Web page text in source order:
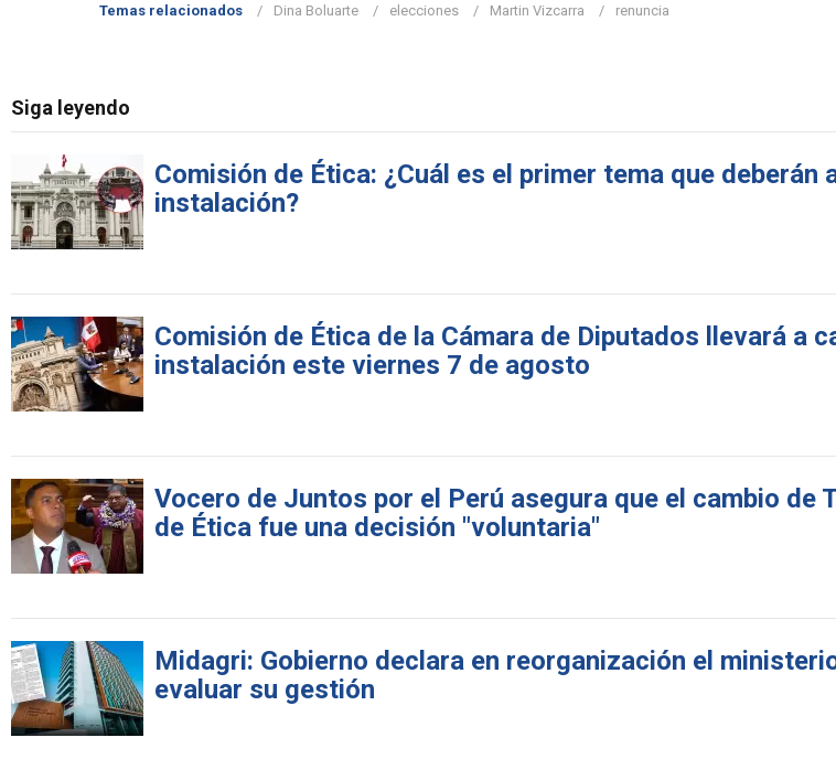
Temas relacionados Dina Boluarte elecciones Martin Vizcarra renuncia
Siga leyendo
Comisión de Ética: ¿Cuál es el primer tema que deberán
instalación?
Comisión de Ética de la Cámara de Diputados llevará a
instalación este viernes 7 de agosto
Vocero de Juntos por el Perú asegura que el cambio de
de Ética fue una decisión "voluntaria"
Midagri: Gobierno declara en reorganización el
evaluar su gestión